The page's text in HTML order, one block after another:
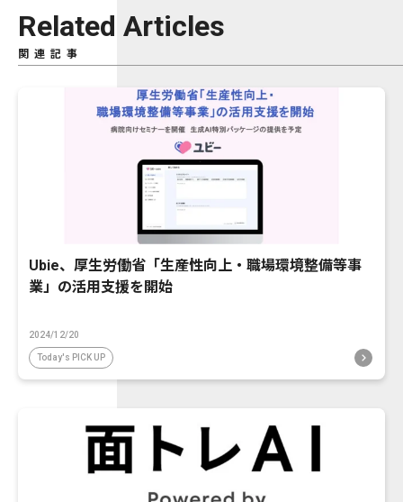
Related Articles
関連記事
Ubie、厚生労働省「生産性向上・職場環境整備等事
業」の活用支援を開始
2024/12/20
Today's PICK UP